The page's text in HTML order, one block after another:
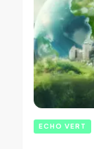
ECHO VERT